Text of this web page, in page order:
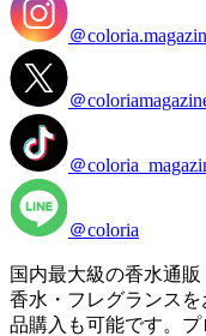
＠
＠
＠
＠coloria
国内最大級の香水通
香水・フレグランス
品購入も可能です。プ